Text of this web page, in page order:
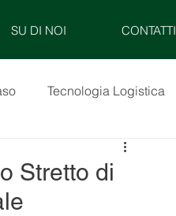
SU DI NOI CONTATTI
Tecnologia Logistica
Stretto di